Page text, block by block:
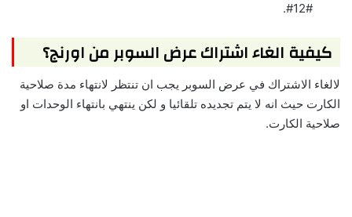
#12#.
كيفية الغاء اشتراك عرض السوبر من اورنج؟
لالغاء الاشتراك في عرض السوبر يجب ان تنتظر لانتهاء مدة صلاحية
الكارت حيث انه لا يتم تجديده تلقائيا و لكن ينتهي بانتهاء الوحدات او
صلاحية الكارت.